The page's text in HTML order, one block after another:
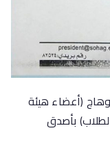
(أعضاء هيئة
بأصدق